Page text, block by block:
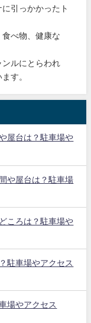
引っかかったト
べ物、健康な
ルにとらわれ
す。
屋台は？駐車場や
や屋台は？駐車場
ころは？駐車場や
駐車場やアクセス
場やアクセス